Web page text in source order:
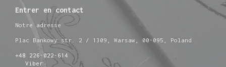
Entrer en contact
Notre adresse
Plac Bankowy str. 2 / 1309, Warsaw, 00-095, Poland
+48 226-022-614
Viber